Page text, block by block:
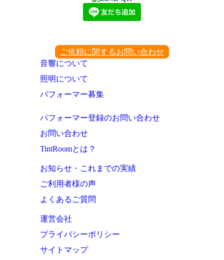
ご依頼に関するお問い合わせ
音響について
照明について
パフォーマー募集
パフォーマー登録のお問い合わせ
お問い合わせ
TintRoomとは？
お知らせ・これまでの実績
ご利用者様の声
よくあるご質問
運営会社
プライバシーポリシー
サイトマップ